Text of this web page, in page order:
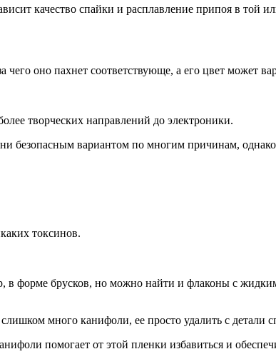
качество спайки и расплавление припоя в той
оно пахнет соответствующе, а его цвет может
творческих направлений до электроники.
безопасным вариантом по многим причинам,
токсинов.
форме брусков, но можно найти и флаконы с
много канифоли, ее просто удалить с детали
помогает от этой пленки избавиться и